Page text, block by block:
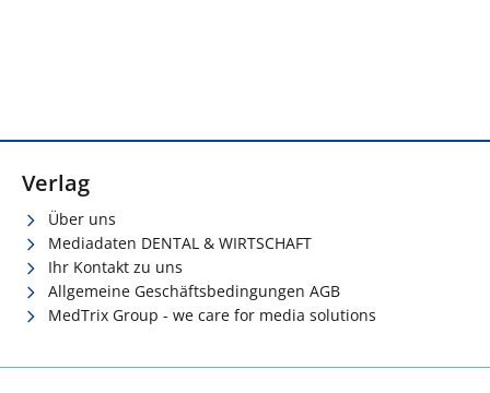
Verlag
Über uns
Mediadaten DENTAL & WIRTSCHAFT
Ihr Kontakt zu uns
Allgemeine Geschäftsbedingungen AGB
MedTrix Group - we care for media solutions